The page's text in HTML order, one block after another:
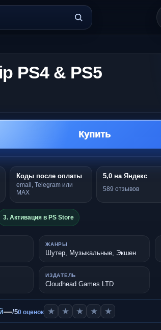
PS4 & PS5
Купить
Коды после оплаты
email, Telegram или
MAX
5,0 на Яндекс
589 отзывов
3. Активация в PS Store
ЖАНРЫ
Шутер, Музыкальные, Экшен
ИЗДАТЕЛЬ
Cloudhead Games LTD
—/50 оценок ★ ★ ★ ★ ★